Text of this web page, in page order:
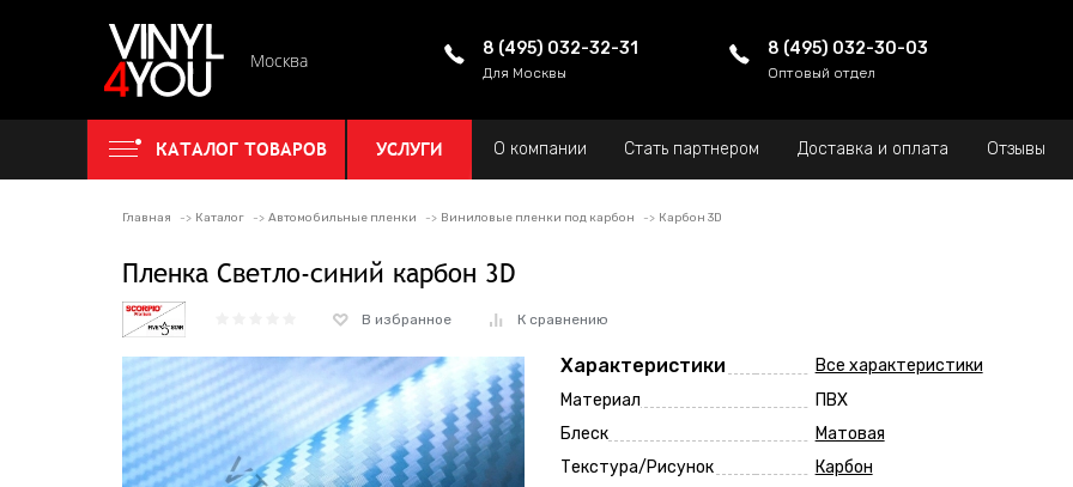
Москва
8 (495) 032-32-31
Для Москвы
8 (495) 032-30-03
Оптовый отдел
КАТАЛОГ ТОВАРОВ УСЛУГИ О компании Стать партнером Доставка и оплата Отзывы
Главная Каталог Автомобильные пленки Виниловые пленки под карбон Карбон 3D
Пленка Светло-синий карбон 3D
В избранное К сравнению
Характеристики
Все характеристики
Материал
ПВХ
Блеск
Матовая
Текстура/Рисунок
Карбон